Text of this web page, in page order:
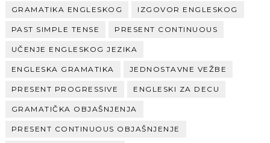
GRAMATIKA ENGLESKOG IZGOVOR ENGLESKOG
PAST SIMPLE TENSE PRESENT CONTINUOUS
UČENJE ENGLESKOG JEZIKA
ENGLESKA GRAMATIKA JEDNOSTAVNE VEŽBE
PRESENT PROGRESSIVE ENGLESKI ZA DECU
GRAMATIČKA OBJAŠNJENJA
PRESENT CONTINUOUS OBJAŠNJENJE